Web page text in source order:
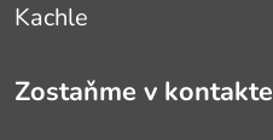
Kachle
Zostaňme v kontakte